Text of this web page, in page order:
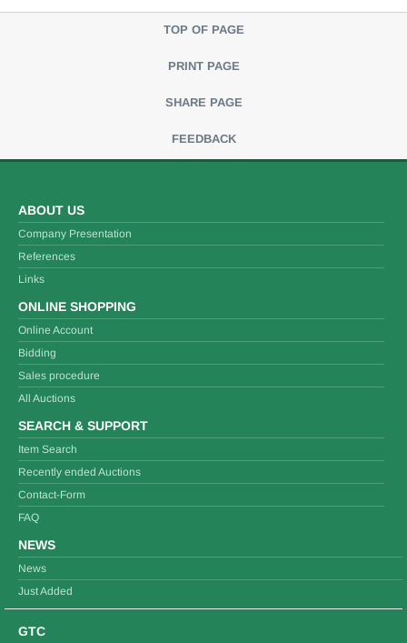
TOP OF PAGE
PRINT PAGE
SHARE PAGE
FEEDBACK
ABOUT US
Company Presentation
References
Links
ONLINE SHOPPING
Online Account
Bidding
Sales procedure
All Auctions
SEARCH & SUPPORT
Item Search
Recently ended Auctions
Contact-Form
FAQ
NEWS
News
Just Added
GTC